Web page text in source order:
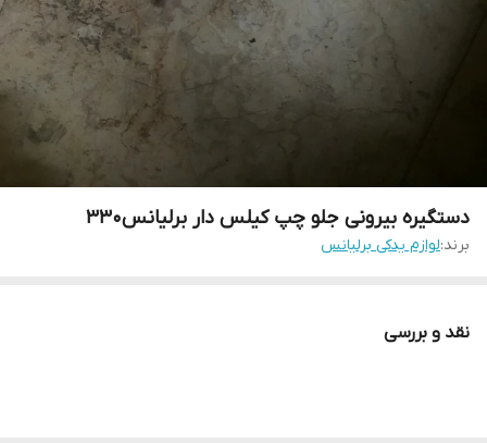
دستگیره بیرونی جلو چپ کیلس دار برلیانس۳۳۰
برند:لوازم یدکی برلیانس
نقد و بررسی